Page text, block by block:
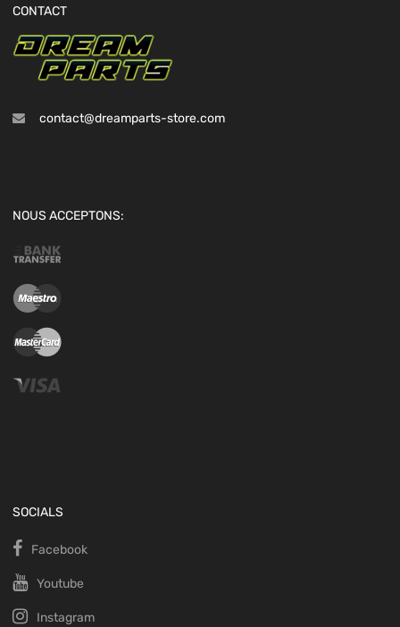
CONTACT
contact@dreamparts-store.com
NOUS ACCEPTONS:
SOCIALS
Facebook
Youtube
Instagram